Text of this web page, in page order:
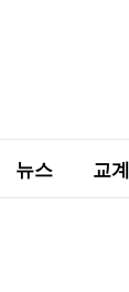
뉴스 교